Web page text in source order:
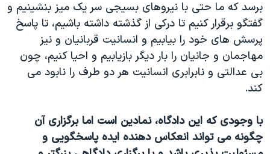
برسد که ما حتی با نیروهای بسیجی سر یک میز بنشینیم و
گفتگو برقرار کنیم تا درکی از گذشته داشته باشیم، تا پاسخ
پرسش های خود را بیابیم و انسانیت قربانیان و نیز
مهاجمان و جانیان را بار دیگر بازیابیم و احیا کنیم، چون
بی عدالتی و نابرابری انسانیت هر دو طرف را نابود می
کند.
با وجودی که این دادگاه، نمادین است اما برگزاری آن
چگونه می تواند انعکاس دهنده ایده پاسخگویی و